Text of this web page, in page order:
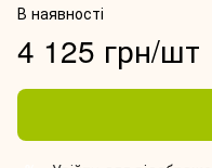
В наявності
4 125 грн/шт